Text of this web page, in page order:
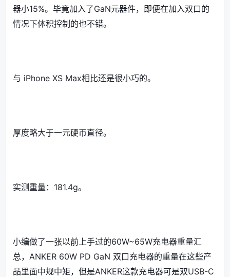
器小15%。毕竟加入了GaN元器件，即便在加入双口的
情况下体积控制的也不错。
与 iPhone XS Max相比还是很小巧的。
厚度略大于一元硬币直径。
实测重量：181.4g。
小编做了一张以前上手过的60W~65W充电器重量汇
总，ANKER 60W PD GaN 双口充电器的重量在这些产
品里面中规中矩，但是ANKER这款充电器可是双USB-C